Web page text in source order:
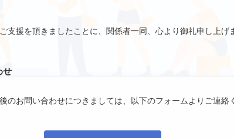
支援を頂きましたことに、関係者一同、心より御礼申し上げ
せ
のお問い合わせにつきましては、以下のフォームよりご連絡